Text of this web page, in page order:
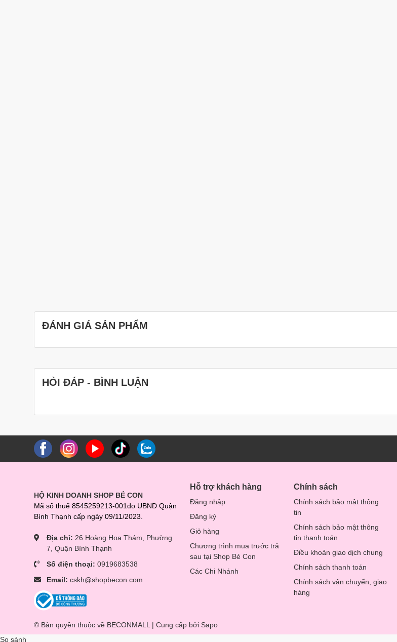
ĐÁNH GIÁ SẢN PHẨM
HỎI ĐÁP - BÌNH LUẬN
HỘ KINH DOANH SHOP BÉ CON
Mã số thuế 8545259213-001do UBND Quận
Bình Thạnh cấp ngày 09/11/2023.
Địa chỉ: 26 Hoàng Hoa Thám, Phường
7, Quận Bình Thạnh
Số điện thoại: 0919683538
Email: cskh@shopbecon.com
Hỗ trợ khách hàng
Đăng nhập
Đăng ký
Giỏ hàng
Chương trình mua trước trả
sau tại Shop Bé Con
Các Chi Nhánh
Chính sách
Chính sách bảo mật thông
tin
Chính sách bảo mật thông
tin thanh toán
Điều khoản giao dịch chung
Chính sách thanh toán
Chính sách vận chuyển, giao
hàng
© Bản quyền thuộc về BECONMALL | Cung cấp bởi Sapo
So sánh